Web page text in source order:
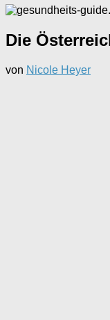
Die
von Nicole Heyer